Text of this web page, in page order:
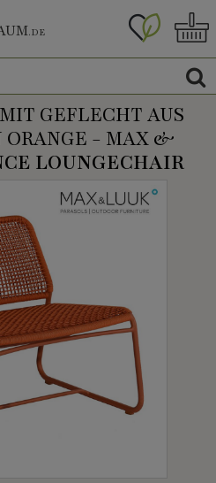
.DE
GEFLECHT AUS
- MAX &
LOUNGECHAIR